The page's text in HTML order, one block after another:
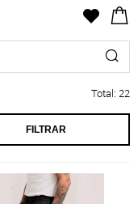
Total: 22
FILTRAR